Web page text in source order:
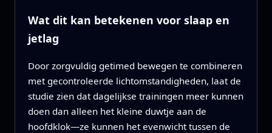
Wat dit kan betekenen voor slaap en
jetlag
Door zorgvuldig getimed bewegen te combineren
met gecontroleerde lichtomstandigheden, laat de
studie zien dat dagelijkse trainingen meer kunnen
doen dan alleen het kleine duwtje aan de
hoofdklok—ze kunnen het evenwicht tussen de